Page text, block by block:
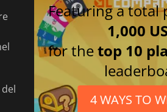
Featuring a total
1,000
for thetop 10
4 WAYS TO